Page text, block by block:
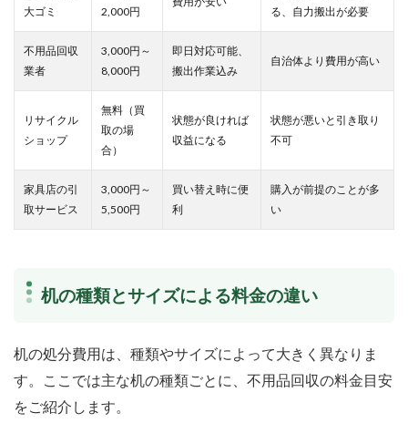
大ゴミ
2,000円
る、自力搬出が必要
不用品回収
業者
3,000円～
8,000円
即日対応可能、
搬出作業込み
自治体より費用が高い
リサイクル
ショップ
無料（買
取の場
合）
状態が良ければ
収益になる
状態が悪いと引き取り
不可
家具店の引
取サービス
3,000円～
5,500円
買い替え時に便
利
購入が前提のことが多
い
机の種類とサイズによる料金の違い
机の処分費用は、種類やサイズによって大きく異なりま
す。ここでは主な机の種類ごとに、不用品回収の料金目安
をご紹介します。